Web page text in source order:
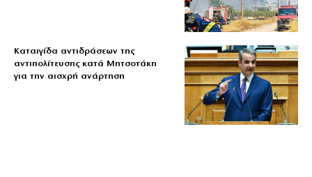
Καταιγίδα αντιδράσεων της
αντιπολίτευσης κατά Μητσοτάκη
για την αισχρή ανάρτηση